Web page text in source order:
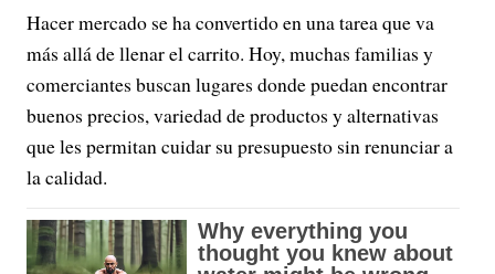
Hacer mercado se ha convertido en una tarea que va
más allá de llenar el carrito. Hoy, muchas familias y
comerciantes buscan lugares donde puedan encontrar
buenos precios, variedad de productos y alternativas
que les permitan cuidar su presupuesto sin renunciar a
la calidad.